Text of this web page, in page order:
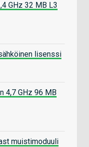
GHz 32 MB L3
lisenssi
4,7 GHz 96 MB
muistimoduuli